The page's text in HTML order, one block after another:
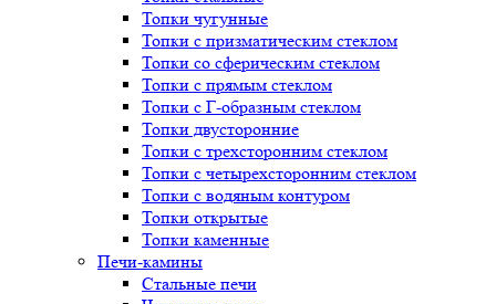
Топки чугунные
Топки с призматическим стеклом
Топки со сферическим стеклом
Топки с прямым стеклом
Топки с Г-образным стеклом
Топки двусторонние
Топки с трехсторонним стеклом
Топки с четырехсторонним стеклом
Топки с водяным контуром
Топки открытые
Топки каменные
Печи-камины
Стальные печи